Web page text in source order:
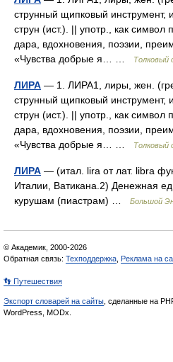
струнный щипковый инструмент,
струн (ист.). || употр., как символ
дара, вдохновения, поэзии,
«Чувства добрые я… …
Толковый
ЛИРА — 1. ЛИРА1, лиры, жен.
струнный щипковый инструмент,
струн (ист.). || употр., как символ
дара, вдохновения, поэзии,
«Чувства добрые я… …
Толковый
ЛИРА — (итал. lira от лат. libra
Италии, Ватикана.2) Денежная
курушам (пиастрам) …
Большой
© Академик, 2000-2026
Обратная связь: Техподдержка Реклама на
👣 Путешествия
Экспорт словарей на сайты , сделанные на
WordPress, MODx.